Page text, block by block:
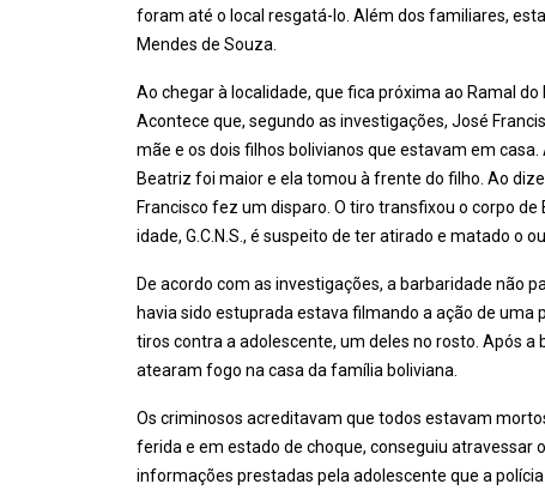
foram até o local resgatá-lo. Além dos familiares,
Mendes de Souza.
Ao chegar à localidade, que fica próxima ao Ramal
Acontece que, segundo as investigações, José
mãe e os dois filhos bolivianos que estavam em
Beatriz foi maior e ela tomou à frente do filho. Ao
Francisco fez um disparo. O tiro transfixou o corpo
idade, G.C.N.S., é suspeito de ter atirado e matado o
De acordo com as investigações, a barbaridade não
havia sido estuprada estava filmando a ação de uma
tiros contra a adolescente, um deles no rosto. Após
atearam fogo na casa da família boliviana.
Os criminosos acreditavam que todos estavam
ferida e em estado de choque, conseguiu atravessar
informações prestadas pela adolescente que a